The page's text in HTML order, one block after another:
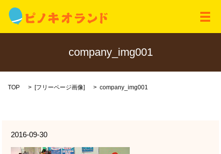
メ
company_img001
TOP [フリーページ画像] company_img001
2016-09-30